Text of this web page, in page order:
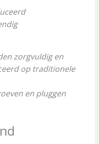
zorgvuldig en
op traditionele
en pluggen